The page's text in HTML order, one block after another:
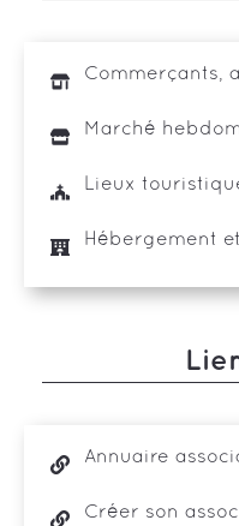
Commerçants,
Marché
Lieux
Hébergement
Annuaire
Créer son